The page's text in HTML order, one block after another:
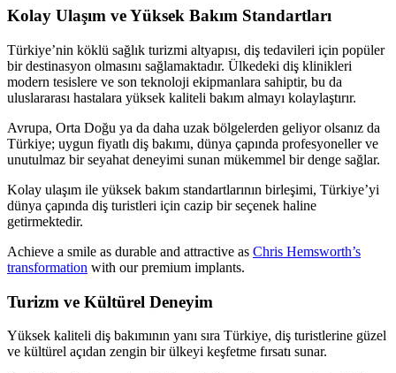
Kolay Ulaşım ve Yüksek Bakım Standartları
Türkiye’nin köklü sağlık turizmi altyapısı, diş tedavileri için popüler
bir destinasyon olmasını sağlamaktadır. Ülkedeki diş klinikleri
modern tesislere ve son teknoloji ekipmanlara sahiptir, bu da
uluslararası hastalara yüksek kaliteli bakım almayı kolaylaştırır.
Avrupa, Orta Doğu ya da daha uzak bölgelerden geliyor olsanız da
Türkiye; uygun fiyatlı diş bakımı, dünya çapında profesyoneller ve
unutulmaz bir seyahat deneyimi sunan mükemmel bir denge sağlar.
Kolay ulaşım ile yüksek bakım standartlarının birleşimi, Türkiye’yi
dünya çapında diş turistleri için cazip bir seçenek haline
getirmektedir.
Achieve a smile as durable and attractive as Chris Hemsworth’s
transformation with our premium implants.
Turizm ve Kültürel Deneyim
Yüksek kaliteli diş bakımının yanı sıra Türkiye, diş turistlerine güzel
ve kültürel açıdan zengin bir ülkeyi keşfetme fırsatı sunar.